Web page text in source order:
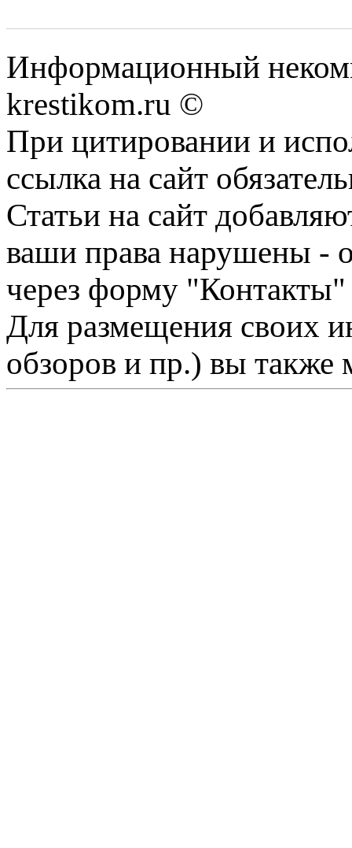
Информационный
krestikom.ru ©
При цитировании и
ссылка на сайт
Статьи на сайт
ваши права нарушены -
через форму "Контакты"
Для размещения своих
обзоров и пр.) вы также